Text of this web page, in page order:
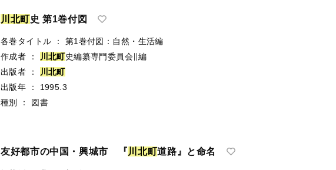
川 北町史 第1巻付図
各巻タイトル ：
第1巻付図：自然・生活編
作成者
： 川 北町史編纂専門委員会∥編
出版者
： 川 北町
出版年
：
1995.3
種別
： 図書
友好都市の中国・興城市 『 川 北町道路』と命名